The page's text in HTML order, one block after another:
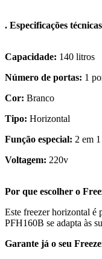
. Especificações
Capacidade: 140 litros
Número de portas: 1
Cor: Branco
Tipo: Horizontal
Função especial: 2 em
Voltagem: 220v
Por que escolher o
Este freezer horizontal é
PFH160B se adapta às
Garante já o seu